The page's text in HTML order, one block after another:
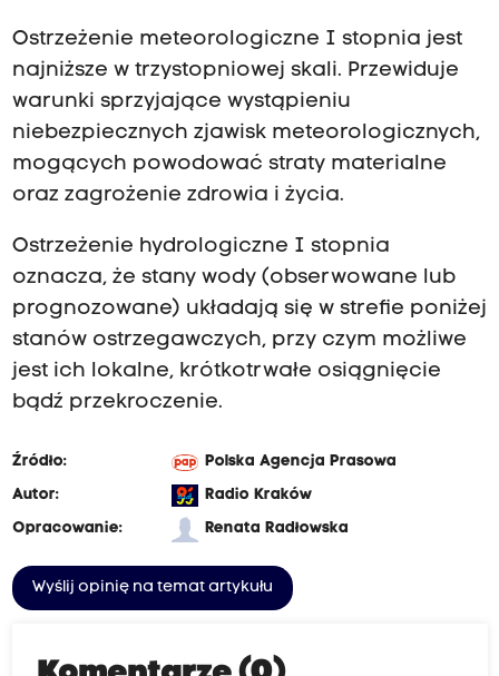
Ostrzeżenie meteorologiczne I stopnia jest
najniższe w trzystopniowej skali. Przewiduje
warunki sprzyjające wystąpieniu
niebezpiecznych zjawisk meteorologicznych,
mogących powodować straty materialne
oraz zagrożenie zdrowia i życia.
Ostrzeżenie hydrologiczne I stopnia
oznacza, że stany wody (obserwowane lub
prognozowane) układają się w strefie poniżej
stanów ostrzegawczych, przy czym możliwe
jest ich lokalne, krótkotrwałe osiągnięcie
bądź przekroczenie.
Źródło:
Polska Agencja Prasowa
Autor:
Radio Kraków
Opracowanie:
Renata Radłowska
Wyślij opinię na temat artykułu